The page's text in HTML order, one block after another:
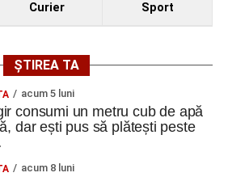
Curier Sport
ȘTIREA TA
acum 5 luni
consumi un metru cub de apă
dar ești pus să plătești peste
acum 8 luni